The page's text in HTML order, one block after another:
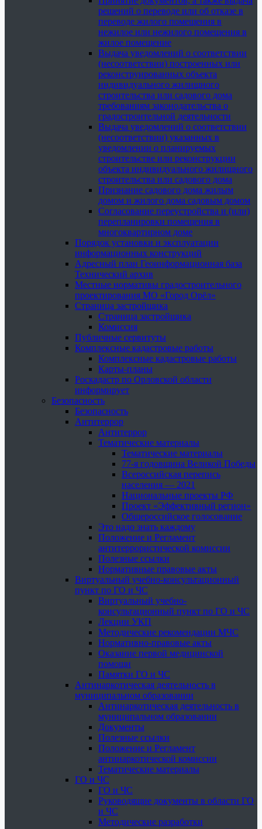
решений о переводе или об отказе в
переводе жилого помещения в
нежилое или нежилого помещения в
жилое помещение
Выдача уведомлений о соответствии
(несоответствии) построенных или
реконструированных объекта
индивидуального жилищного
строительства или садового дома
требованиям законодательства о
градостроительной деятельности
Выдача уведомлений о соответствии
(несоответствии) указанных в
уведомлении о планируемых
строительстве или реконструкции
объекта индивидуального жилищного
строительства или садового дома
Признание садового дома жилым
домом и жилого дома садовым домом
Согласование переустройства и (или)
перепланировки помещения в
многоквартирном доме
Порядок установки и эксплуатации
информационных конструкций
Адресный план Геоинформационная база
Технический архив
Местные нормативы градостроительного
проектирования МО «Город Орёл»
Страница застройщика
Страница застройщика
Комиссия
Публичные сервитуты
Комплексные кадастровые работы
Комплексные кадастровые работы
Карты-планы
Роскадастр по Орловской области
информирует
Безопасность
Безопасность
Антитеррор
Антитеррор
Тематические материалы
Тематические материалы
77-я годовщина Великой Победы
Всероссийская перепись
населения — 2021
Национальные проекты РФ
Проект «Эффективный регион»
Общероссийское голосование
Это надо знать каждому
Положение и Регламент
антитеррористической комиссии
Полезные ссылки
Нормативные правовые акты
Виртуальный учебно-консультационный
пункт по ГО и ЧС
Виртуальный учебно-
консультационный пункт по ГО и ЧС
Лекции УКП
Методические рекомендации МЧС
Нормативно-правовые акты
Оказание первой медицинской
помощи
Памятки ГО и ЧС
Антинаркотическая деятельность в
муниципальном образовании
Антинаркотическая деятельность в
муниципальном образовании
Документы
Полезные ссылки
Положение и Регламент
антинаркотической комиссии
Тематические материалы
ГО и ЧС
ГО и ЧС
Руководящие документы в области ГО
и ЧС
Методические разработки